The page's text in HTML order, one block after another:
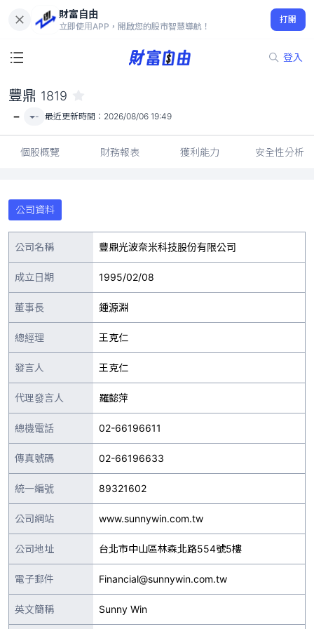
財富自由
立即使用APP，開啟您的股市智慧導航！
打開
登入
-
豐鼎 1819
- - 最近更新時間： 2026/08/06 19:49
個股概覽 財務報表 獲利能力 安全性分析
公司資料
公司名稱 豐鼎光波奈米科技股份有限公司
成立日期 1995/02/08
董事長 鍾源淵
總經理 王克仁
發言人 王克仁
代理發言人 羅懿萍
總機電話 02-66196611
傳真號碼 02-66196633
統一編號 89321602
公司網站 www.sunnywin.com.tw
公司地址 台北市中山區林森北路554號5樓
電子郵件 Financial@sunnywin.com.tw
英文簡稱 Sunny Win